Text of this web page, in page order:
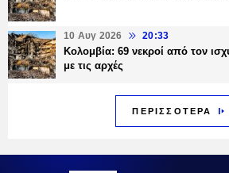
10 Αυγ 2026 20:33
Κολομβία: 69 νεκροί από τον
με τις αρχές
ΠΕΡΙΣΣΟΤΕΡΑ